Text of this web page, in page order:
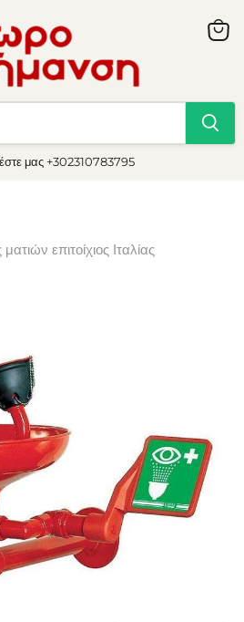
μας +302310783795
επιτοίχιος Ιταλίας